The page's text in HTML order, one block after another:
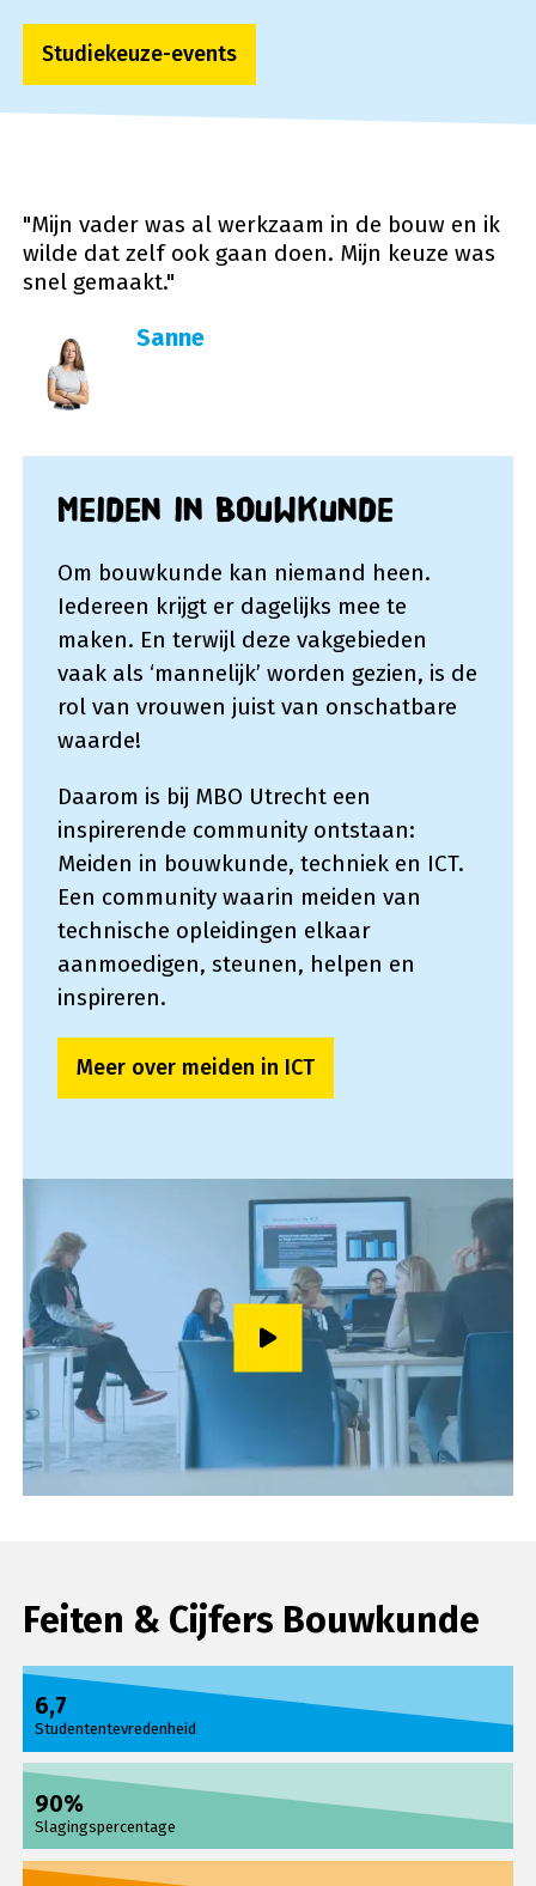
Studiekeuze-events
"Mijn vader was al werkzaam in de bouw en ik
wilde dat zelf ook gaan doen. Mijn keuze was
snel gemaakt."
Sanne
Meiden in Bouwkunde
Om bouwkunde kan niemand heen.
Iedereen krijgt er dagelijks mee te
maken. En terwijl deze vakgebieden
vaak als ‘mannelijk’ worden gezien, is de
rol van vrouwen juist van onschatbare
waarde!
Daarom is bij MBO Utrecht een
inspirerende community ontstaan:
Meiden in bouwkunde, techniek en ICT.
Een community waarin meiden van
technische opleidingen elkaar
aanmoedigen, steunen, helpen en
inspireren.
Meer over meiden in ICT
Speel video af
Feiten & Cijfers Bouwkunde
Studententevredenheid
6,7
Slagingspercentage
90%